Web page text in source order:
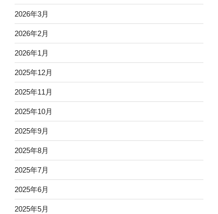
2026年3月
2026年2月
2026年1月
2025年12月
2025年11月
2025年10月
2025年9月
2025年8月
2025年7月
2025年6月
2025年5月